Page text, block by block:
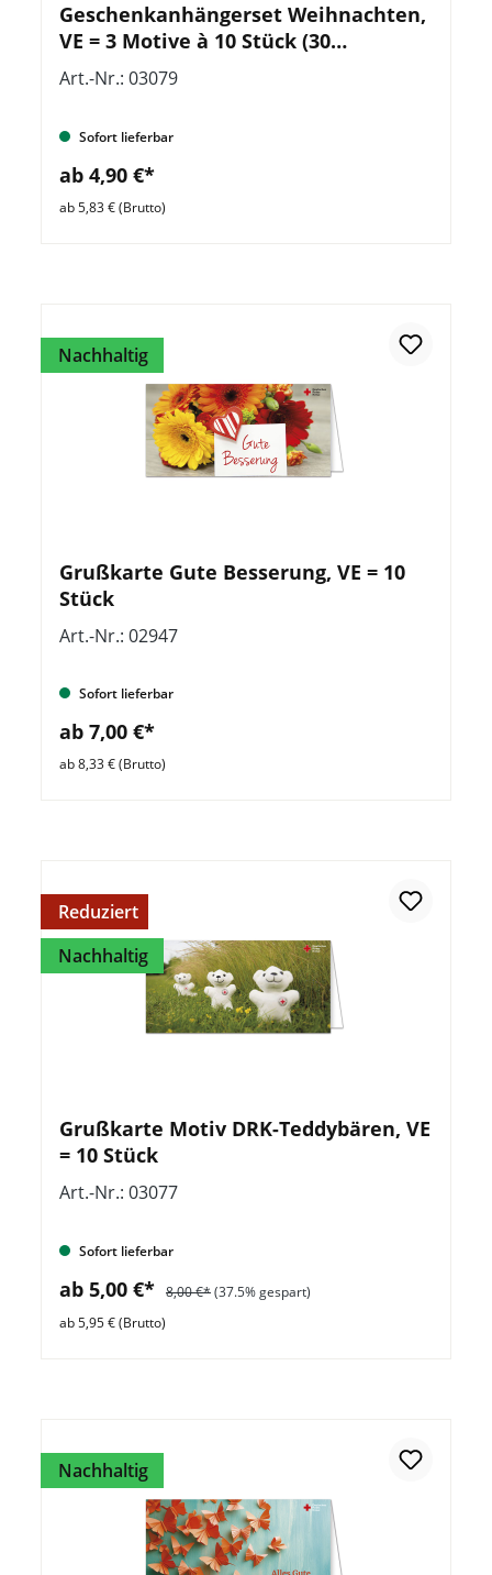
Geschenkanhängerset Weihnachten,
VE = 3 Motive à 10 Stück (30
Anhänger)
Art.-Nr.: 03079
Sofort lieferbar
ab 4,90 €*
ab 5,83 € (Brutto)
Nachhaltig
Grußkarte Gute Besserung, VE = 10
Stück
Art.-Nr.: 02947
Sofort lieferbar
ab 7,00 €*
ab 8,33 € (Brutto)
Reduziert
Nachhaltig
Grußkarte Motiv DRK-Teddybären, VE
= 10 Stück
Art.-Nr.: 03077
Sofort lieferbar
ab 5,00 €* 8,00 €*(37.5% gespart)
ab 5,95 € (Brutto)
Nachhaltig